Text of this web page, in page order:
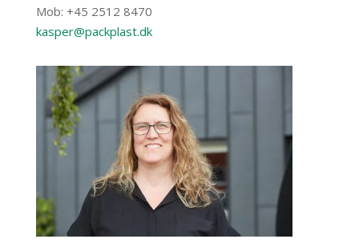
Mob: +45 2512 8470
kasper@packplast.dk